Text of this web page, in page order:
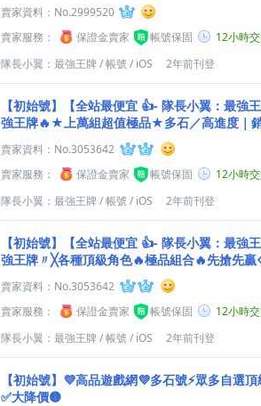
賣家資料： No.2999520
賣家服務：
保證金賣家 帳號保固
12小時
隊長小翼：最強王牌/帳號/ iOS 2年前刊登
【初始號】【全站最便宜 👍- 隊長小翼：最強
強王牌🔥★上萬組超值極品★多石／高進度｜
賣家資料： No.3053642
賣家服務：
保證金賣家 帳號保固
12小時
隊長小翼：最強王牌/帳號/ iOS 2年前刊登
【初始號】【全站最便宜 👍- 隊長小翼：最強
強王牌〃╳各種頂級角色🔥極品組合🔥先搶先
賣家資料： No.3053642
賣家服務：
保證金賣家 帳號保固
12小時
隊長小翼：最強王牌/帳號/ iOS 2年前刊登
【初始號】💜高品遊戲網💜多石號⚡眾多自選
✅大降價🟡